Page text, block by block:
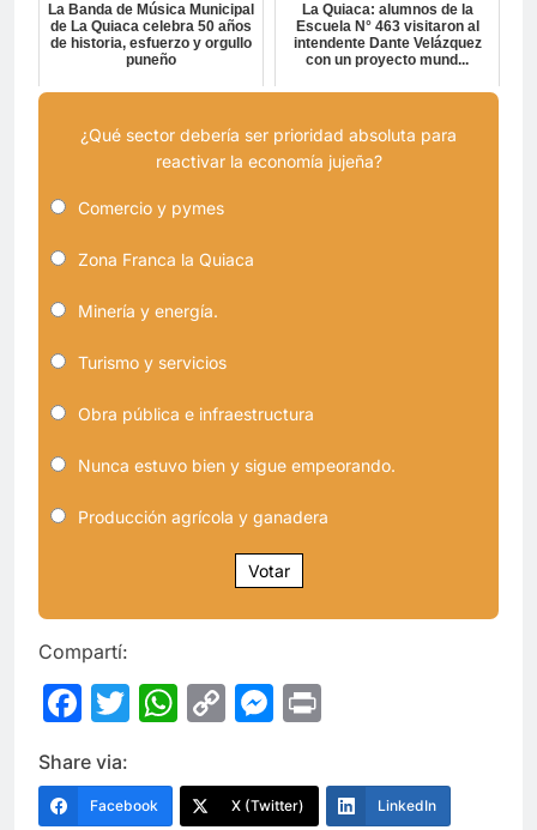
La Banda de Música Municipal
de La Quiaca celebra 50 años
de historia, esfuerzo y orgullo
puneño
La Quiaca: alumnos de la
Escuela N° 463 visitaron al
intendente Dante Velázquez
con un proyecto mund...
¿Qué sector debería ser prioridad absoluta para
reactivar la economía jujeña?
Comercio y pymes
Zona Franca la Quiaca
Minería y energía.
Turismo y servicios
Obra pública e infraestructura
Nunca estuvo bien y sigue empeorando.
Producción agrícola y ganadera
Votar
Compartí:
Facebook
Twitter
WhatsApp
CopyMessenger
Share via:
Facebook X (Twitter) LinkedIn